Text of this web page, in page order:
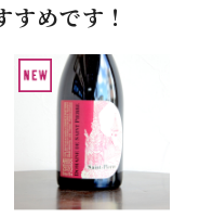
すめです！